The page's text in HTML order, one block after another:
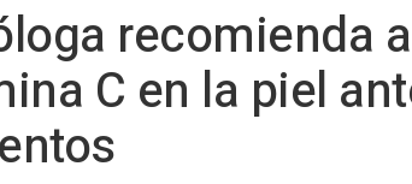
recomienda
C en la piel